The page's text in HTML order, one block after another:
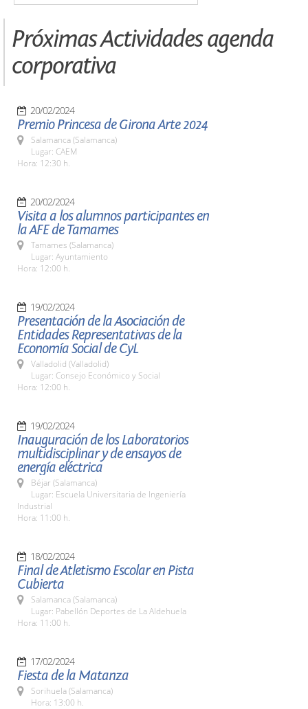
Próximas Actividades agenda
corporativa
20/02/2024
Premio Princesa de Girona Arte 2024
Salamanca (Salamanca)
Lugar: CAEM
Hora: 12:30 h.
20/02/2024
Visita a los alumnos participantes en
la AFE de Tamames
Tamames (Salamanca)
Lugar: Ayuntamiento
Hora: 12:00 h.
19/02/2024
Presentación de la Asociación de
Entidades Representativas de la
Economía Social de CyL
Valladolid (Valladolid)
Lugar: Consejo Económico y Social
Hora: 12:00 h.
19/02/2024
Inauguración de los Laboratorios
multidisciplinar y de ensayos de
energía eléctrica
Béjar (Salamanca)
Lugar: Escuela Universitaria de Ingeniería
Industrial
Hora: 11:00 h.
18/02/2024
Final de Atletismo Escolar en Pista
Cubierta
Salamanca (Salamanca)
Lugar: Pabellón Deportes de La Aldehuela
Hora: 11:00 h.
17/02/2024
Fiesta de la Matanza
Sorihuela (Salamanca)
Hora: 13:00 h.